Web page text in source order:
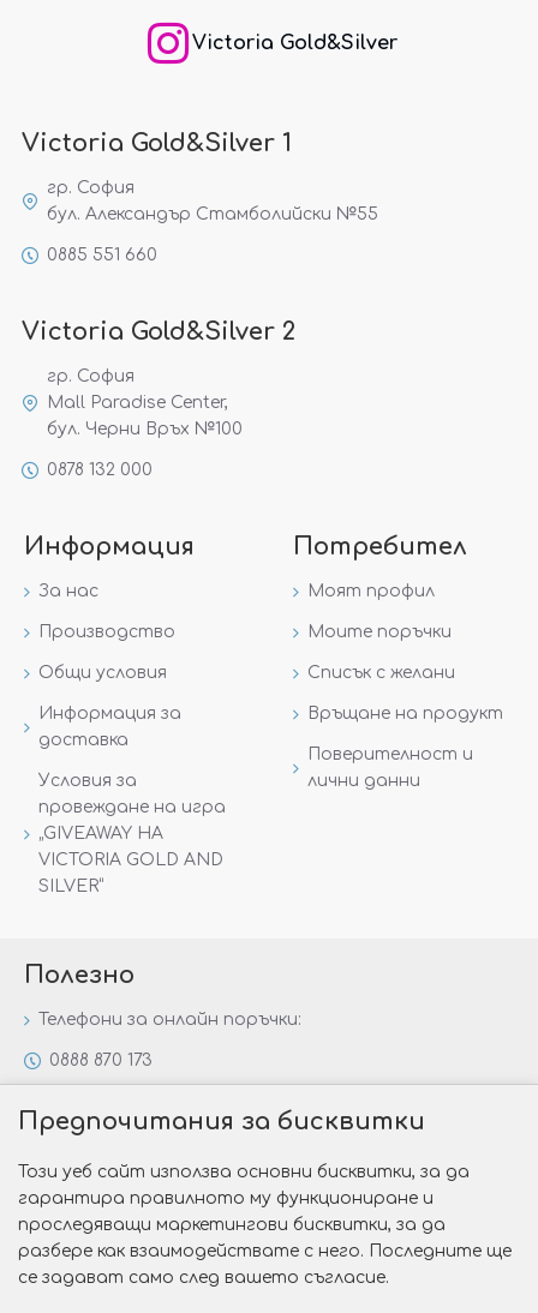
Victoria Gold&Silver
Victoria Gold&Silver 1
гр. София
бул. Александър Стамболийски №55
0885 551 660
Victoria Gold&Silver 2
гр. София
Mall Paradise Center,
бул. Черни Връх №100
0878 132 000
Информация
За нас
Производство
Общи условия
Информация за
доставка
Условия за
провеждане на игра
„GIVEAWAY НА
VICTORIA GOLD AND
SILVER“
Потребител
Моят профил
Моите поръчки
Списък с желани
Връщане на продукт
Поверителност и
лични данни
Полезно
Телефони за онлайн поръчки:
0888 870 173
Специални предложения
Защо да изберете Victoria Gold&Silver?
Как да изберем годежен пръстен?
Предпочитания за бисквитки
Този уеб сайт използва основни бисквитки, за да
гарантира правилното му функциониране и
проследяващи маркетингови бисквитки, за да
разбере как взаимодействате с него. Последните ще
се задават само след вашето съгласие.